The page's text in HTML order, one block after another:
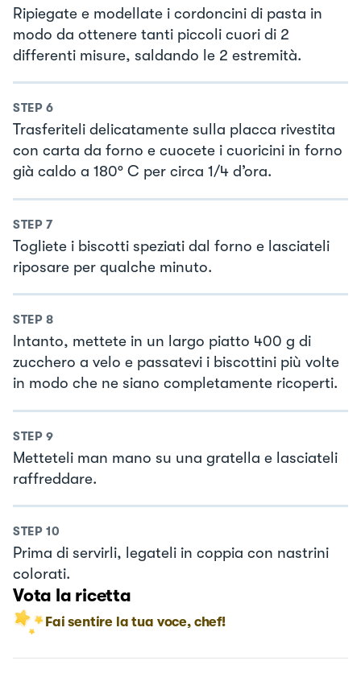
Ripiegate e modellate i cordoncini di pasta in
modo da ottenere tanti piccoli cuori di 2
differenti misure, saldando le 2 estremità.
STEP 6
Trasferiteli delicatamente sulla placca rivestita
con carta da forno e cuocete i cuoricini in forno
già caldo a 180° C per circa 1/4 d’ora.
STEP 7
Togliete i biscotti speziati dal forno e lasciateli
riposare per qualche minuto.
STEP 8
Intanto, mettete in un largo piatto 400 g di
zucchero a velo e passatevi i biscottini più volte
in modo che ne siano completamente ricoperti.
STEP 9
Metteteli man mano su una gratella e lasciateli
raffreddare.
STEP 10
Prima di servirli, legateli in coppia con nastrini
colorati.
Vota la ricetta
Fai sentire la tua voce, chef!